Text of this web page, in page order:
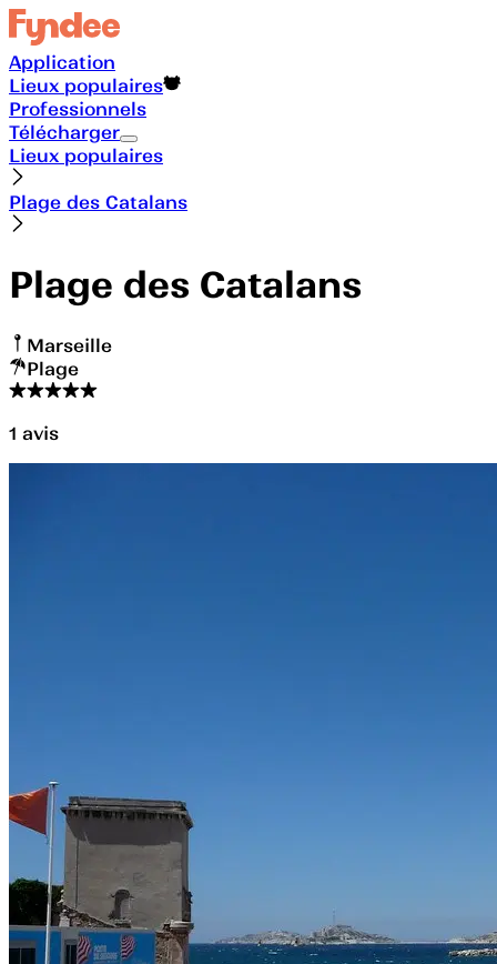
Application
Lieux populaires
Professionnels
Télécharger
Lieux populaires
Plage des Catalans
Plage des Catalans
Marseille
Plage
1 avis